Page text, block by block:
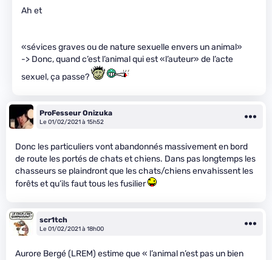
Ah et
«sévices graves ou de nature sexuelle envers un animal»
-> Donc, quand c’est l’animal qui est «l’auteur» de l’acte
sexuel, ça passe?
ProFesseur Onizuka
Le 01/02/2021 à 15h52
Donc les particuliers vont abandonnés massivement en bord
de route les portés de chats et chiens. Dans pas longtemps les
chasseurs se plaindront que les chats/chiens envahissent les
forêts et qu’ils faut tous les fusilier
scr1tch
Le 01/02/2021 à 18h00
Aurore Bergé (LREM) estime que « l’animal n’est pas un bien